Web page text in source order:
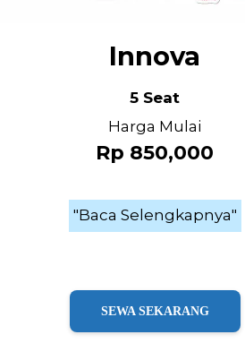
Innova
5 Seat
Harga Mulai
Rp 850,000
"Baca Selengkapnya"
SEWA SEKARANG